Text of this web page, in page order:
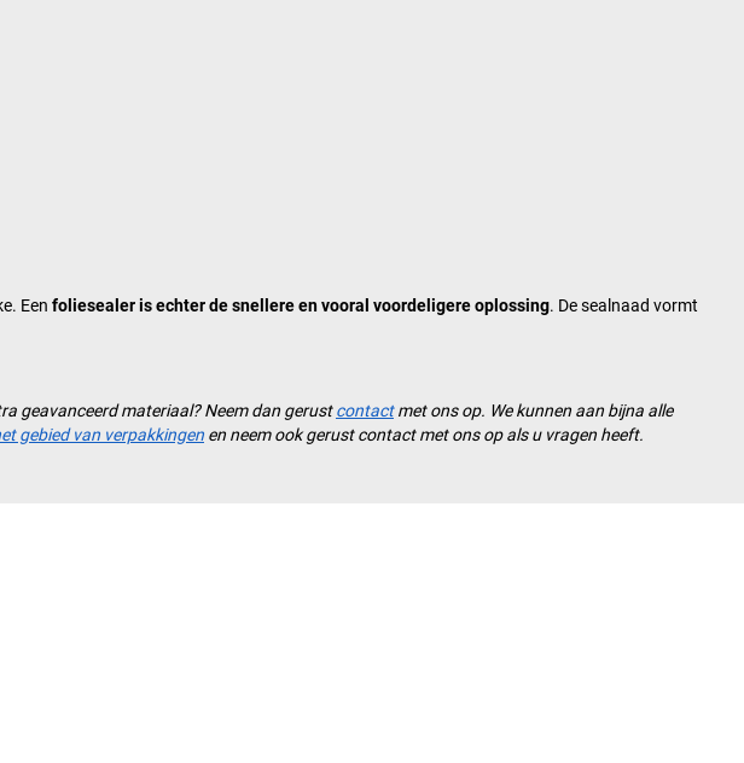
Een foliesealer is echter de snellere en vooral voordeligere oplossing. De sealnaad vormt
geavanceerd materiaal? Neem dan gerustcontactmet ons op. We kunnen aan bijna alle
gebied van verpakkingen en neem ook gerust contact met ons op als u vragen heeft.